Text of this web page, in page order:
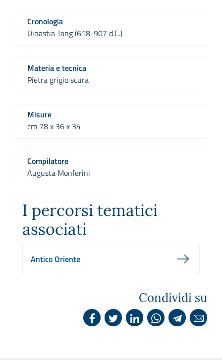
Cronologia
Dinastia Tang (618-907 d.C.)
Materia e tecnica
Pietra grigio scura
Misure
cm 78 x 36 x 34
Compilatore
Augusta Monferini
I percorsi tematici
associati
Antico Oriente
Condividi su